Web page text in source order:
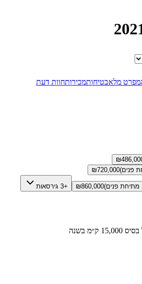
מפרט מלאבטיחותמכירותחוות דעת
₪
₪720,000
₪860,000 +3 גירסאות
בשנה